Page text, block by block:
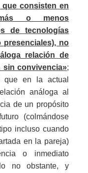
consisten en
o menos
de tecnologías
presenciales), no
relación de
sin convivencia»;
que en la actual
análoga al
de un propósito
(colmándose
incluso cuando
en la pareja)
o inmediato
no obstante, y